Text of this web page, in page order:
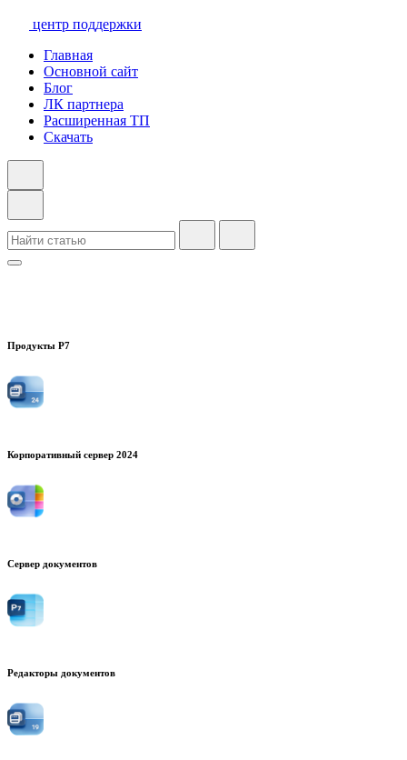
центр поддержки
Главная
Основной сайт
Блог
ЛК партнера
Расширенная ТП
Скачать
Продукты Р7
Корпоративный сервер 2024
Сервер документов
Редакторы документов